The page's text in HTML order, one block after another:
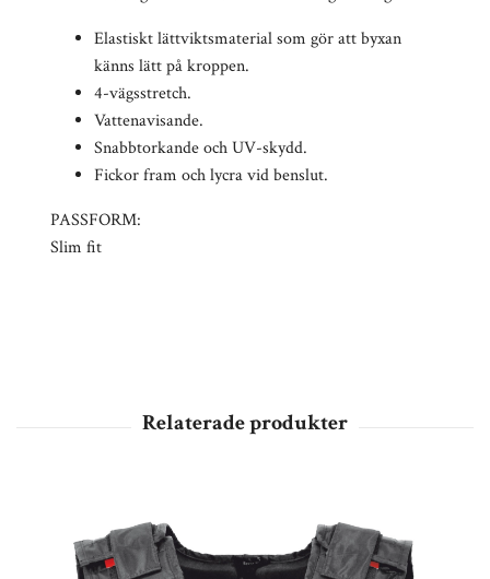
Elastiskt lättviktsmaterial som gör att byxan
känns lätt på kroppen.
4-vägsstretch.
Vattenavisande.
Snabbtorkande och UV-skydd.
Fickor fram och lycra vid benslut.
PASSFORM:
Slim fit